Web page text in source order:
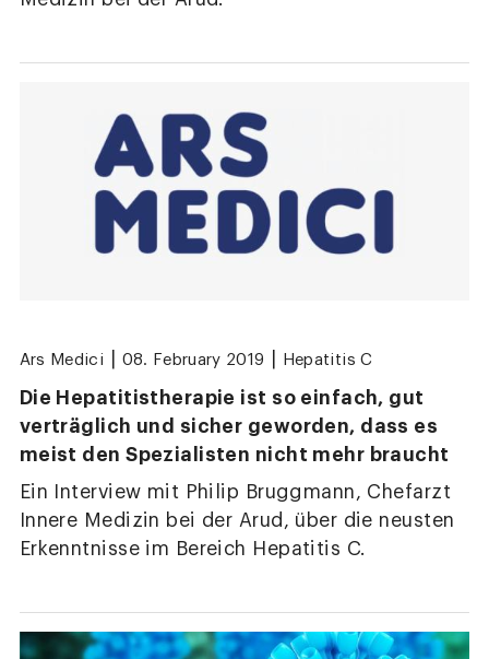
Ars Medici 08. February 2019 Hepatitis C
Die Hepatitistherapie ist so einfach, gut
verträglich und sicher geworden, dass es
meist den Spezialisten nicht mehr braucht
Ein Interview mit Philip Bruggmann, Chefarzt
Innere Medizin bei der Arud, über die neusten
Erkenntnisse im Bereich Hepatitis C.